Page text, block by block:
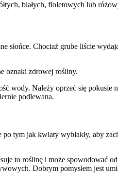
białych, fioletowych lub
słońce. Chociaż grube liście
oznaki zdrowej rośliny.
wody. Należy oprzeć się pokusie
podlewana.
tym jak kwiaty wyblakły, aby
to roślinę i może spowodować
Dobrym pomysłem jest